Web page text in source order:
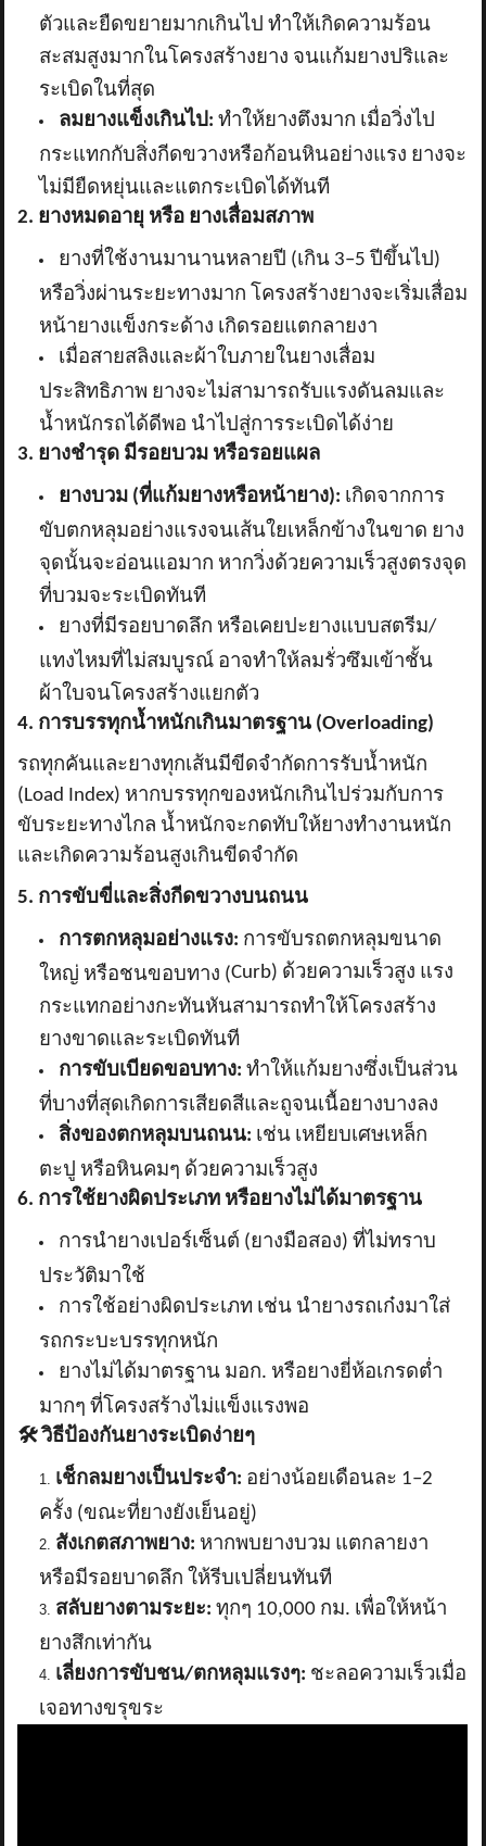
ตัวและยืดขยายมากเกินไป ทำให้เกิดความร้อน
สะสมสูงมากในโครงสร้างยาง จนแก้มยางปริและ
ระเบิดในที่สุด
ลมยางแข็งเกินไป: ทำให้ยางตึงมาก เมื่อวิ่งไป
กระแทกกับสิ่งกีดขวางหรือก้อนหินอย่างแรง ยางจะ
ไม่มียืดหยุ่นและแตกระเบิดได้ทันที
2. ยางหมดอายุ หรือ ยางเสื่อมสภาพ
ยางที่ใช้งานมานานหลายปี (เกิน 3–5 ปีขึ้นไป)
หรือวิ่งผ่านระยะทางมาก โครงสร้างยางจะเริ่มเสื่อม
หน้ายางแข็งกระด้าง เกิดรอยแตกลายงา
เมื่อสายสลิงและผ้าใบภายในยางเสื่อม
ประสิทธิภาพ ยางจะไม่สามารถรับแรงดันลมและ
น้ำหนักรถได้ดีพอ นำไปสู่การระเบิดได้ง่าย
3. ยางชำรุด มีรอยบวม หรือรอยแผล
ยางบวม (ที่แก้มยางหรือหน้ายาง): เกิดจากการ
ขับตกหลุมอย่างแรงจนเส้นใยเหล็กข้างในขาด ยาง
จุดนั้นจะอ่อนแอมาก หากวิ่งด้วยความเร็วสูงตรงจุด
ที่บวมจะระเบิดทันที
ยางที่มีรอยบาดลึก หรือเคยปะยางแบบสตรีม/
แทงไหมที่ไม่สมบูรณ์ อาจทำให้ลมรั่วซึมเข้าชั้น
ผ้าใบจนโครงสร้างแยกตัว
4. การบรรทุกน้ำหนักเกินมาตรฐาน (Overloading)
รถทุกคันและยางทุกเส้นมีขีดจำกัดการรับน้ำหนัก
(Load Index) หากบรรทุกของหนักเกินไปร่วมกับการ
ขับระยะทางไกล น้ำหนักจะกดทับให้ยางทำงานหนัก
และเกิดความร้อนสูงเกินขีดจำกัด
5. การขับขี่และสิ่งกีดขวางบนถนน
การตกหลุมอย่างแรง: การขับรถตกหลุมขนาด
ใหญ่ หรือชนขอบทาง (Curb) ด้วยความเร็วสูง แรง
กระแทกอย่างกะทันหันสามารถทำให้โครงสร้าง
ยางขาดและระเบิดทันที
การขับเบียดขอบทาง: ทำให้แก้มยางซึ่งเป็นส่วน
ที่บางที่สุดเกิดการเสียดสีและถูจนเนื้อยางบางลง
สิ่งของตกหลุมบนถนน: เช่น เหยียบเศษเหล็ก
ตะปู หรือหินคมๆ ด้วยความเร็วสูง
6. การใช้ยางผิดประเภท หรือยางไม่ได้มาตรฐาน
การนำยางเปอร์เซ็นต์ (ยางมือสอง) ที่ไม่ทราบ
ประวัติมาใช้
การใช้อย่างผิดประเภท เช่น นำยางรถเก๋งมาใส่
รถกระบะบรรทุกหนัก
ยางไม่ได้มาตรฐาน มอก. หรือยางยี่ห้อเกรดต่ำ
มากๆ ที่โครงสร้างไม่แข็งแรงพอ
🛠️วิธีป้องกันยางระเบิดง่ายๆ
เช็กลมยางเป็นประจำ: อย่างน้อยเดือนละ 1–2
ครั้ง (ขณะที่ยางยังเย็นอยู่)
สังเกตสภาพยาง: หากพบยางบวม แตกลายงา
หรือมีรอยบาดลึก ให้รีบเปลี่ยนทันที
สลับยางตามระยะ: ทุกๆ 10,000 กม. เพื่อให้หน้า
ยางสึกเท่ากัน
เลี่ยงการขับชน/ตกหลุมแรงๆ: ชะลอความเร็วเมื่อ
เจอทางขรุขระ